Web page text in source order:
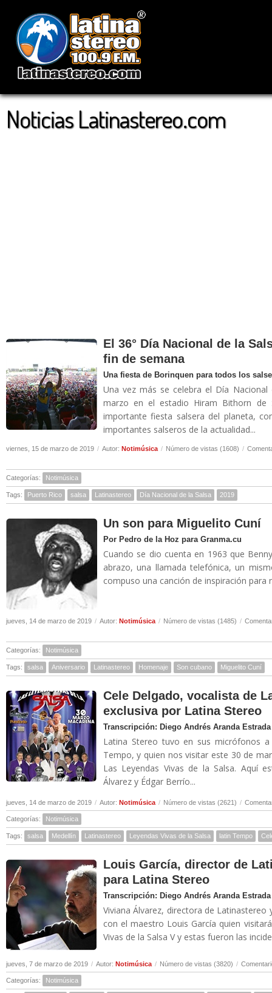
Noticias Latinastereo.com
El 36° Día Nacional de la
fin de semana
Una fiesta de Borinquen para todos los
Una vez más se celebra el Día
marzo en el estadio Hiram Bithorn de
importante fiesta salsera del planeta,
importantes salseros de la actualidad...
viernes, 15 de marzo de 2019 / Autor: Notimúsica / Número de vistas (1608) /
Categorías: Notimúsica
Tags: Puerto Rico salsa Latinastereo Día Nacional de la Salsa 2019
Un son para Miguelito Cuní
Por Pedro de la Hoz para Granma.cu
Cuando se dio cuenta en 1963 que
abrazo, una llamada telefónica, un
compuso una canción de inspiración para
jueves, 14 de marzo de 2019 / Autor: Notimúsica / Número de vistas (1485) /
Categorías: Notimúsica
Tags: salsa Aniversario Latinastereo Homenaje Son cubano Miguelito Cuní
Cele Delgado, vocalista de
exclusiva por Latina Stereo
Transcripción: Diego Andrés Aranda Estrada
Latina Stereo tuvo en sus micrófonos
Tempo, y quien nos visitar este 30 de
Las Leyendas Vivas de la Salsa. Aquí
Álvarez y Édgar Berrío...
jueves, 14 de marzo de 2019 / Autor: Notimúsica / Número de vistas (2621) /
Categorías: Notimúsica
Tags: salsa Medellín Latinastereo Leyendas Vivas de la Salsa latin Tempo
Louis García, director de
para Latina Stereo
Transcripción: Diego Andrés Aranda Estrada
Viviana Álvarez, directora de
con el maestro Louis García quien
Vivas de la Salsa V y estas fueron las
jueves, 7 de marzo de 2019 / Autor: Notimúsica / Número de vistas (3820) /
Categorías: Notimúsica